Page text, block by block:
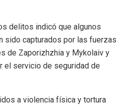
delitos indicó que algunos
sido capturados por las fuerzas
de Zaporizhzhia y Mykolaiv y
el servicio de seguridad de
a violencia física y tortura